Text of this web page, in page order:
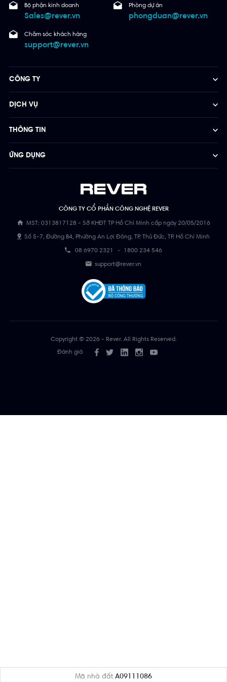
Mã nhà đất A09111086
Bộ phận kinh doanh
Sales@rever.vn
Phòng dự án
phongduan@rever.vn
Chăm sóc khách hàng
support@rever.vn
CÔNG TY CỔ PHẦN CÔNG NGHỆ REVER
MST: 0313817128 - Sở KHĐT TP Hồ Chí Minh cấp ngày 20/05/2016
Số 5-7, Đường B4, Phường An Lợi Đông, TP. Thủ Đức, TP. Hồ Chí Minh
08 6970 2321 - 1800 234 546
support@rever.vn
CÔNG TY
DỊCH VỤ
THÔNG TIN
ỨNG DỤNG
Copyright © 2026 - Rever. All Rights Reserved.
Đánh giá